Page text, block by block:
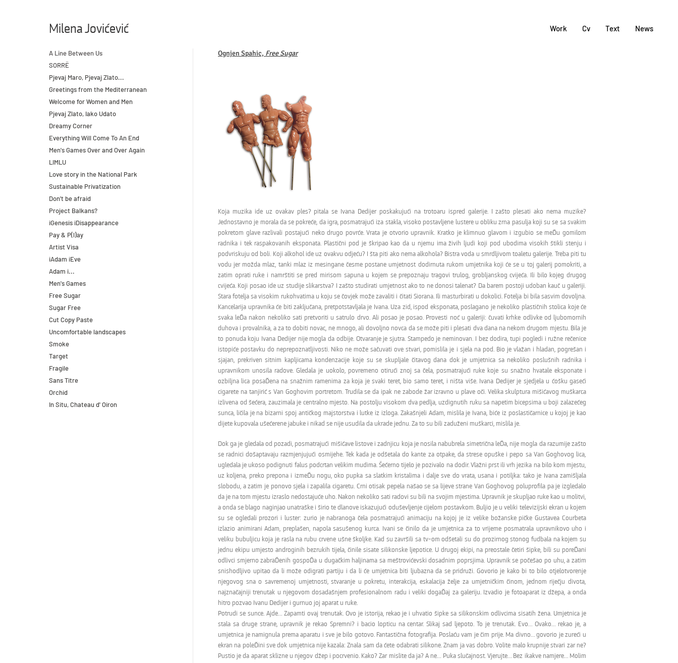
A Line Between Us
SORRË
Pjevaj Maro, Pjevaj Zlato...
Greetings from the Mediterranean
Welcome for Women and Men
Pjevaj Zlato, Iako Udato
Dreamy Corner
Everything Will Come To An End
Men's Games Over and Over Again
LIMLU
Love story in the National Park
Sustainable Privatization
Don't be afraid
Project Balkans?
iGenesis iDisappearance
Pay & P(l)ay
Artist Visa
iAdam iEve
Adam i...
Men's Games
Free Sugar
Sugar Free
Cut Copy Paste
Uncomfortable landscapes
Smoke
Target
Fragile
Sans Titre
Orchid
In Situ, Chateau d' Oiron
Milena Jovićević Work Cv Text News
Ognjen Spahic, Free Sugar
Koja muzika ide uz ovakav ples? pitala se Ivana Dedijer poskakujući na trotoaru ispred galerije. I zašto plesati ako nema muzike?
Jednostavno je morala da se pokreće, da igra, posmatrajući iza stakla, visoko postavljene lustere u obliku zrna pasulja koji su se sa svakim
pokretom glave razlivali postajući neko drugo povrće. Vrata je otvorio upravnik. Kratko je klimnuo glavom i izgubio se meĎu gomilom
radnika i tek raspakovanih eksponata. Plastični pod je škripao kao da u njemu ima živih ljudi koji pod ubodima visokih štikli stenju i
podvriskuju od boli. Koji alkohol ide uz ovakvu odjeću? I šta piti ako nema alkohola? Bistra voda u smrdljivom toaletu galerije. Treba piti tu
vodu jer možda mlaz, tanki mlaz iz mesingane česme postane umjetnost dodirnuta rukom umjetnika koji će se u toj galerij pomokriti, a
zatim oprati ruke i namrštiti se pred mirisom sapuna u kojem se prepoznaju tragovi trulog, grobljanskog cvijeća. Ili bilo kojeg drugog
cvijeća. Koji posao ide uz studije slikarstva? I zašto studirati umjetnost ako to ne donosi talenat? Da barem postoji udoban kauč u galeriji.
Stara fotelja sa visokim rukohvatima u koju se čovjek može zavaliti i čitati Siorana. Ili masturbirati u dokolici. Fotelja bi bila sasvim dovoljna.
Kancelarija upravnika će biti zaključana, pretpotstavljala je Ivana. Uza zid, ispod eksponata, poslagano je nekoliko plastičnih stolica koje će
svaka leĎa nakon nekoliko sati pretvoriti u satrulo drvo. Ali posao je posao. Provesti noć u galeriji: čuvati krhke odlivke od ljubomornih
duhova i provalnika, a za to dobiti novac, ne mnogo, ali dovoljno novca da se može piti i plesati dva dana na nekom drugom mjestu. Bila je
to ponuda koju Ivana Dedijer nije mogla da odbije. Otvaranje je sjutra. Stampedo je neminovan. I bez dodira, tupi pogledi i ružne rečenice
istopiće postavku do neprepoznatljivosti. Niko ne može sačuvati ove stvari, pomislila je i sjela na pod. Bio je vlažan i hladan, pogrešan i
sjajan, prekriven sitnim kapljicama kondenzacije koje su se skupljale čitavog dana dok je umjetnica sa nekoliko poslušnih radnika i
upravnikom unosila radove. Gledala je uokolo, povremeno otirući znoj sa čela, posmatrajući ruke koje su snažno hvatale eksponate i
ozbiljna lica posaĎena na snažnim ramenima za koja je svaki teret, bio samo teret, i ništa više. Ivana Dedijer je sjedjela u ćošku gaseći
cigarete na tanjirić s Van Goghovim portretom. Trudila se da ipak ne zabode žar izravno u plave oči. Velika skulptura mišićavog muškarca
izlivena od šećera, zauzimala je centralno mjesto. Na postolju visokom dva pedlja, uzdignutih ruku sa napetim bicepsima u boji zalazećeg
sunca, ličila je na bizarni spoj antičkog majstorstva i lutke iz izloga. Zakašnjeli Adam, mislila je Ivana, biće iz poslastičarnice u kojoj je kao
dijete kupovala ušećerene jabuke i nikad se nije usudila da ukrade jednu. Za to su bili zaduženi muškarci, mislila je.
Dok ga je gledala od pozadi, posmatrajući mišićave listove i zadnjicu koja je nosila nabubrela simetrična leĎa, nije mogla da razumije zašto
se radnici došaptavaju razmjenjujući osmijehe. Tek kada je odšetala do kante za otpake, da strese opuške i pepo sa Van Goghovog lica,
ugledala je ukoso podignuti falus podcrtan velikim mudima. Šećerno tijelo je pozivalo na dodir. Vlažni prst ili vrh jezika na bilo kom mjestu,
uz koljena, preko prepona i izmeĎu nogu, oko pupka sa slatkim kristalima i dalje sve do vrata, usana i potiljka: tako je Ivana zamišljala
slobodu, a zatim je ponovo sjela i zapalila cigaretu. Crni otisak pepela našao se sa lijeve strane Van Goghovog poluprofila pa je izgledalo
da je na tom mjestu izraslo nedostajuće uho. Nakon nekoliko sati radovi su bili na svojim mjestima. Upravnik je skupljao ruke kao u molitvi,
a onda se blago naginjao unatraške i širio te dlanove iskazujući oduševljenje cijelom postavkom. Buljio je u veliki televizijski ekran u kojem
su se ogledali prozori i luster: zurio je nabranoga čela posmatrajući animaciju na kojoj je iz velike božanske pičke Gustavea Courbeta
izlazio animirani Adam, preplašen, napola sasušenog kurca. Ivani se činilo da je umjetnica za to vrijeme posmatrala upravnikovo uho i
veliku bubuljicu koja je rasla na rubu crvene ušne školjke. Kad su završili sa tv-om odšetali su do prozirnog stonog fudbala na kojem su
jednu ekipu umjesto androginih bezrukih tijela, činile sisate silikonske ljepotice. U drugoj ekipi, na preostale četiri šipke, bili su poreĎani
odlivci smjerno zabraĎenih gospoĎa u dugačkim haljinama sa meštrovićevski dosadnim poprsjima. Upravnik se počešao po uhu, a zatim
snishodljivo upitao da li može odigrati partiju i da li će umjetnica biti ljubazna da se pridruži. Govorio je kako bi to bilo otjelotvorenje
njegovog sna o savremenoj umjetnosti, stvaranje u pokretu, interakcija, eskalacija želje za umjetničkim činom, jednom riječju divota,
najznačajniji trenutak u njegovom dosadašnjem profesionalnom radu i veliki dogaĎaj za galeriju. Izvadio je fotoaparat iz džepa, a onda
hitro pozvao Ivanu Dedijer i gurnuo joj aparat u ruke.
Potrudi se sunce. Ajde... Zapamti ovaj trenutak. Ovo je istorija, rekao je i uhvatio šipke sa silikonskim odlivcima sisatih žena. Umjetnica je
stala sa druge strane, upravnik je rekao Spremni? i bacio lopticu na centar. Slikaj sad ljepoto. To je trenutak. Evo... Ovako... rekao je, a
umjetnica je namignula prema aparatu i sve je bilo gotovo. Fantastična fotografija. Poslaću vam je čim prije. Ma divno... govorio je zureći u
ekran na poleĎini sve dok umjetnica nije kazala: Znala sam da ćete odabrati silikone. Znam ja vas dobro. Volite malo krupnije stvari zar ne?
Pustio je da aparat sklizne u njegov džep i pocrvenio. Kako? Zar mislite da ja? A ne... Puka slučajnost. Vjerujte... Bez ikakve namjere... Molim